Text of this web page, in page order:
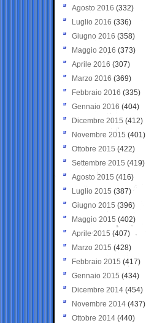
Agosto 2016 (332)
Luglio 2016 (336)
Giugno 2016 (358)
Maggio 2016 (373)
Aprile 2016 (307)
Marzo 2016 (369)
Febbraio 2016 (335)
Gennaio 2016 (404)
Dicembre 2015 (412)
Novembre 2015 (401)
Ottobre 2015 (422)
Settembre 2015 (419)
Agosto 2015 (416)
Luglio 2015 (387)
Giugno 2015 (396)
Maggio 2015 (402)
Aprile 2015 (407)
Marzo 2015 (428)
Febbraio 2015 (417)
Gennaio 2015 (434)
Dicembre 2014 (454)
Novembre 2014 (437)
Ottobre 2014 (440)